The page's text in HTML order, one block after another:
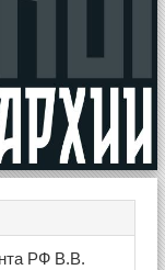
РФ В.В.